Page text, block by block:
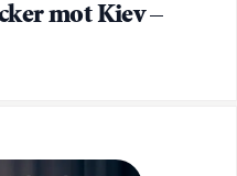
mot Kiev –